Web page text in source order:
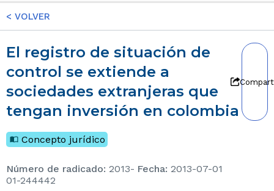
< VOLVER
El registro de situación de
control se extiende a
sociedades extranjeras que
tengan inversión en colombia
Concepto jurídico
Número de radicado: 2013-
01-244442
Fecha: 2013-07-01